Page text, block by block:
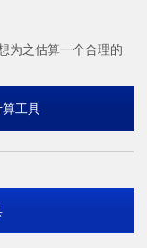
为之估算一个合理的
工具